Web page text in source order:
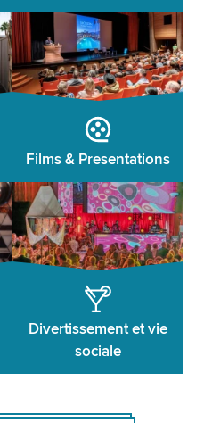
Films & Presentations
Divertissement et vie
sociale